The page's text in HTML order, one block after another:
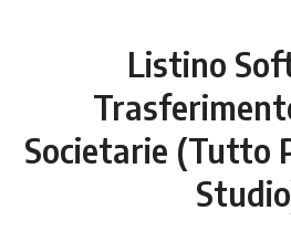
Listino
Societarie (Tutto